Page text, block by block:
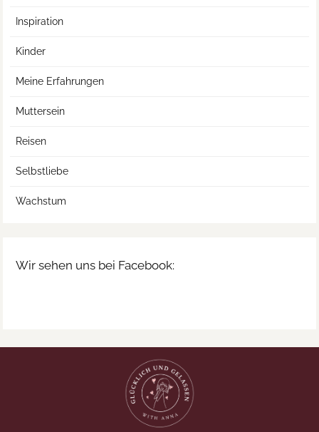
Inspiration
Kinder
Meine Erfahrungen
Muttersein
Reisen
Selbstliebe
Wachstum
Wir sehen uns bei Facebook: